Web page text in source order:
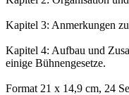
Kapitel 3: Anmerkungen
Kapitel 4: Aufbau und
einige Bühnengesetze.
Format 21 x 14,9 cm, 24